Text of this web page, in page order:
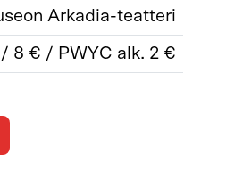
Arkadia-teatteri
8 € / PWYC alk. 2 €